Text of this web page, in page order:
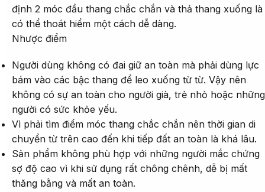
định 2 móc đầu thang chắc chắn và thả thang xuống là
có thể thoát hiểm một cách dễ dàng.
Nhược điểm
Người dùng không có đai giữ an toàn mà phải dùng lực
bám vào các bậc thang để leo xuống từ từ. Vậy nên
không có sự an toàn cho người già, trẻ nhỏ hoặc những
người có sức khỏe yếu.
Vì phải tìm điểm móc thang chắc chắn nên thời gian di
chuyển từ trên cao đến khi tiếp đất an toàn là khá lâu.
Sản phẩm không phù hợp với những người mắc chứng
sợ độ cao vì khi sử dụng rất chông chênh, dễ bị mất
thăng bằng và mất an toàn.